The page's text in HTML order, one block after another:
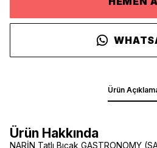
Ürün
Ürün Hakkında
NARİN Tatlı Bıçak GASTRONOMY